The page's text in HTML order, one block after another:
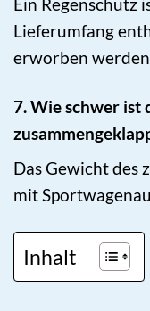
Lieferumfang
erworben
7. Wie schwer ist
Das Gewicht des
mit
Inhalt